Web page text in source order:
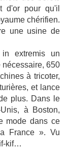
d'or pour qu'il
chérifien.
une usine de
in extremis un
nécessaire, 650
à tricoter,
et lance
plus. Dans le
à Boston,
mode dans ce
France ». Vu
kif…